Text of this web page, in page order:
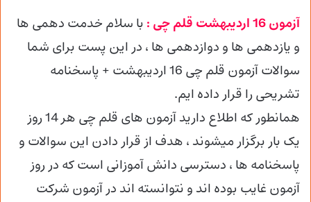
آزمون 16 اردیبهشت قلم چی :
با سلام خدمت دهمی ها
و یازدهمی ها و دوازدهمی ها ، در این پست برای شما
سوالات آزمون قلم چی 16 اردیبهشت + پاسخنامه
تشریحی را قرار داده ایم.
همانطور که اطلاع دارید آزمون های قلم چی هر 14 روز
یک بار برگزار میشوند ، هدف از قرار دادن این سوالات و
پاسخنامه ها ، دسترسی دانش آموزانی است که در روز
آزمون غایب بوده اند و نتوانسته اند در آزمون شرکت